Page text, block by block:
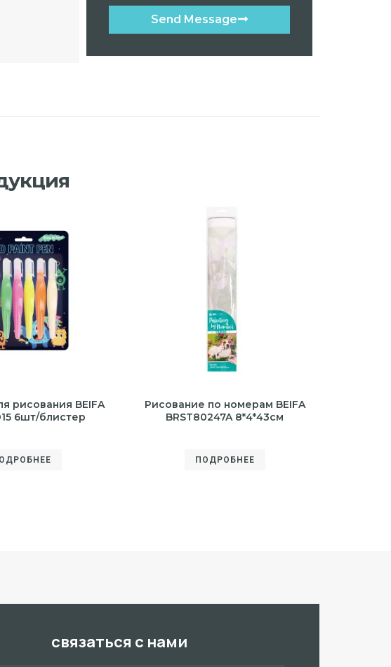
Send Message
рисования BEIFA
6шт/блистер
Рисование по номерам BEIFA
BRST80247A 8*4*43см
ПОДРОБНЕЕ
связаться с нами